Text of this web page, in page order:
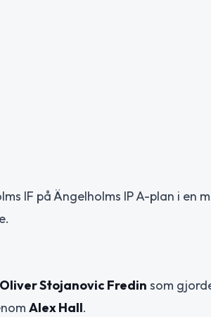
IF på Ängelholms IP A-plan i en
Oliver Stojanovic Fredin som
Alex Hall.